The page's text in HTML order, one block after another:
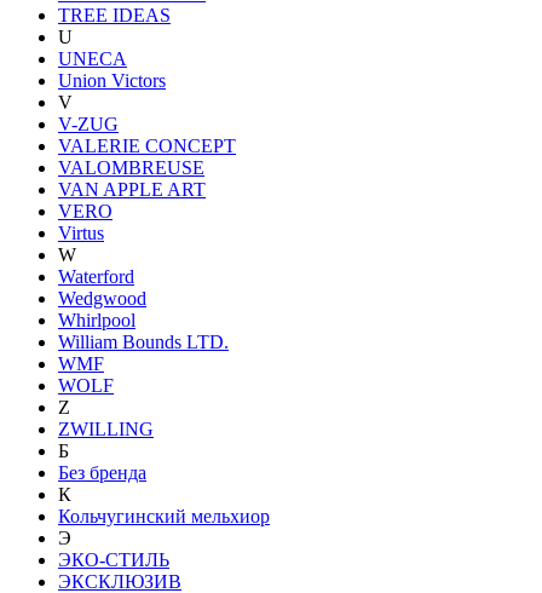
TREE IDEAS
U
UNECA
Union Victors
V
V-ZUG
VALERIE CONCEPT
VALOMBREUSE
VAN APPLE ART
VERO
Virtus
W
Waterford
Wedgwood
Whirlpool
William Bounds LTD.
WMF
WOLF
Z
ZWILLING
Б
Без бренда
К
Кольчугинский мельхиор
Э
ЭКО-СТИЛЬ
ЭКСКЛЮЗИВ